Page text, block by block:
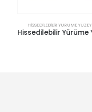
HISSEDILEBILIR YÜRÜME YÜZEYLERI